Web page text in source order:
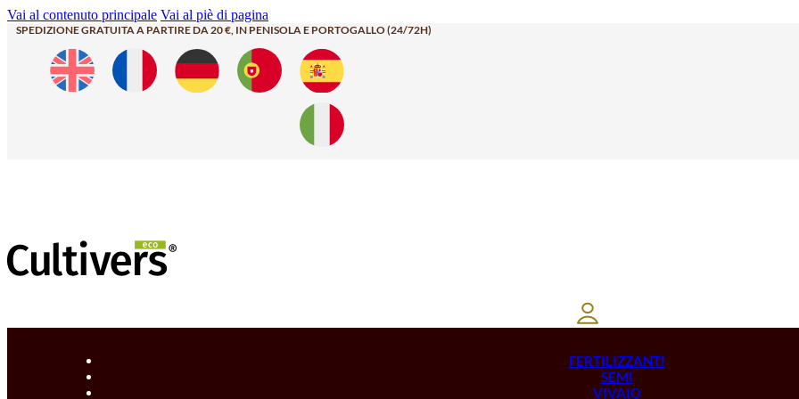
Vai al contenuto principale Vai al piè di pagina
SPEDIZIONE GRATUITA A PARTIRE DA 20 €, IN PENISOLA E PORTOGALLO (24/72H)
FERTILIZZANTI
SEMI
VIVAIO